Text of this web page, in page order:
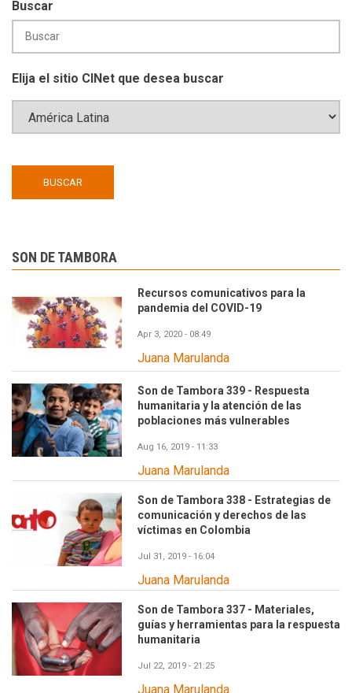
Buscar
Elija el sitio CINet que desea buscar
SON DE TAMBORA
Recursos comunicativos para la
pandemia del COVID-19
Apr 3, 2020 - 08:49
Juana Marulanda
Son de Tambora 339 - Respuesta
humanitaria y la atención de las
poblaciones más vulnerables
Aug 16, 2019 - 11:33
Juana Marulanda
Son de Tambora 338 - Estrategias de
comunicación y derechos de las
víctimas en Colombia
Jul 31, 2019 - 16:04
Juana Marulanda
Son de Tambora 337 - Materiales,
guías y herramientas para la respuesta
humanitaria
Jul 22, 2019 - 21:25
Juana Marulanda